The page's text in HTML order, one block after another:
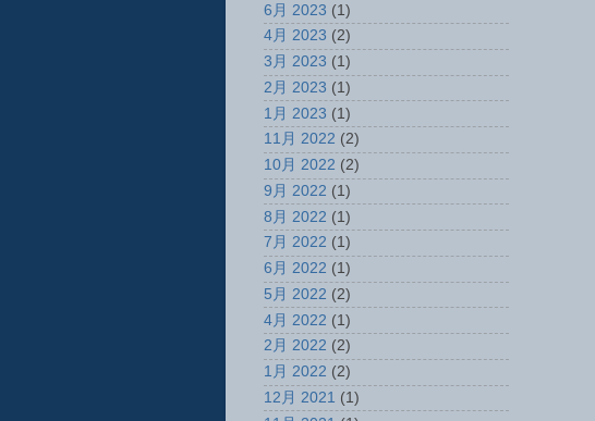
6月 2023 (1)
4月 2023 (2)
3月 2023 (1)
2月 2023 (1)
1月 2023 (1)
11月 2022 (2)
10月 2022 (2)
9月 2022 (1)
8月 2022 (1)
7月 2022 (1)
6月 2022 (1)
5月 2022 (2)
4月 2022 (1)
2月 2022 (2)
1月 2022 (2)
12月 2021 (1)